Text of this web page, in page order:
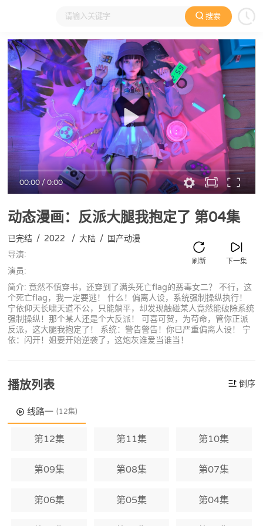
搜索
大家在看 日本动漫 国产动漫 欧美动漫 动漫电影
00:00/0:00
动态漫画：反派大腿我抱定了 第04集
下一集
刷新
已完结 / 2022 / 大陆 / 国产动漫
导演:
演员:
简介: 竟然不慎穿书，还穿到了满头死亡flag的恶毒女二？ 不行，这
个死亡flag，我一定要逃！ 什么！偏离人设，系统强制操纵执行！
宁依仰天长啸天道不公，只能躺平，却发现触碰某人竟然能破除系统
强制操纵！那个某人还是个大反派！ 可喜可贺，为苟命，管你正派
反派，这大腿我抱定了！ 系统：警告警告！你已严重偏离人设！ 宁
依：闪开！姐要开始逆袭了，这炮灰谁爱当谁当！
播放列表 倒序
线路一 (12集)
第12集 第11集 第10集
第09集 第08集 第07集
第06集 第05集 第04集